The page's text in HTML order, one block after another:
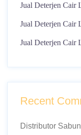
Jual Deterjen Cair
Jual Deterjen Cair
Jual Deterjen Cair
Recent
Distributor